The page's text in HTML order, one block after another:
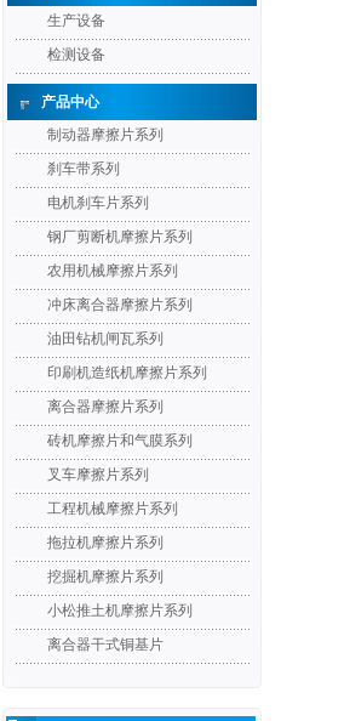
生产设备
检测设备
产品中心
制动器摩擦片系列
刹车带系列
电机刹车片系列
钢厂剪断机摩擦片系列
农用机械摩擦片系列
冲床离合器摩擦片系列
油田钻机闸瓦系列
印刷机造纸机摩擦片系列
离合器摩擦片系列
砖机摩擦片和气膜系列
叉车摩擦片系列
工程机械摩擦片系列
拖拉机摩擦片系列
挖掘机摩擦片系列
小松推土机摩擦片系列
离合器干式铜基片